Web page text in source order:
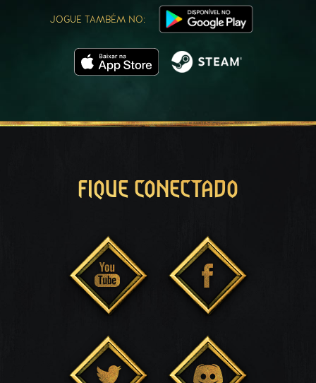
JOGUE TAMBÉM NO:
FIQUE CONECTADO